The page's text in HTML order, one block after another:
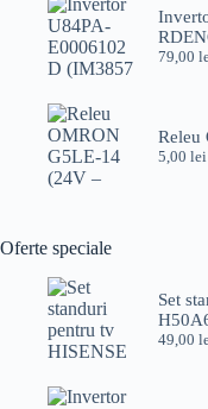
79,00
Releu
5,00 lei
Oferte speciale
Set
49,00